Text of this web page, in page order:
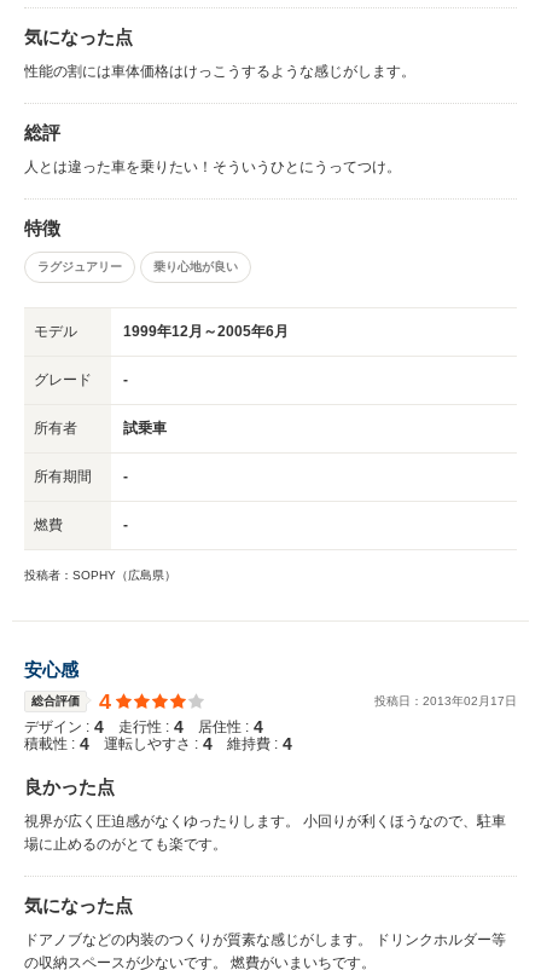
気になった点
性能の割には車体価格はけっこうするような感じがします。
総評
人とは違った車を乗りたい！そういうひとにうってつけ。
特徴
ラグジュアリー 乗り心地が良い
モデル 1999年12月～2005年6月
グレード -
所有者 試乗車
所有期間 -
燃費 -
投稿者：SOPHY（広島県）
安心感
総合評価 4 投稿日： 2013年02 月 17日
デザイン : 4 走行性 : 4 居住性 : 4
積載性 : 4 運転しやすさ : 4 維持費 : 4
良かった点
視界が広く圧迫感がなくゆったりします。 小回りが利くほうなので、駐車
場に止めるのがとても楽です。
気になった点
ドアノブなどの内装のつくりが質素な感じがします。 ドリンクホルダー等
の収納スペースが少ないです。 燃費がいまいちです。